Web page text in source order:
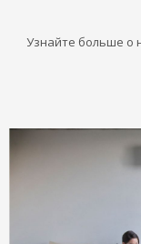
Узнайте больше о